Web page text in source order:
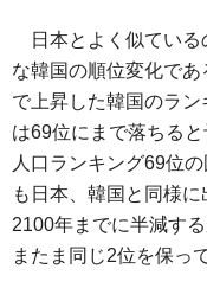
日本とよく似てい
な韓国の順位変化で
で上昇した韓国のラ
は69位にまで落ちる
人口ランキング69位
も日本、韓国と同様
2100年までに半減す
またま同じ2位を保っ